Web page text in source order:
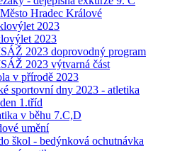
Hradec Králové
2023
2023
2023 doprovodný program
2023 výtvarná část
v přírodě 2023
sportovní dny 2023 - atletika
1.tříd
v běhu 7.C,D
umění
škol - bedýnková ochutnávka